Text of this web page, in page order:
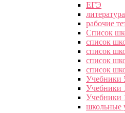
ЕГЭ
рабочие
Список
список
список
список
список
Учебники
Учебники
Учебники
школьные